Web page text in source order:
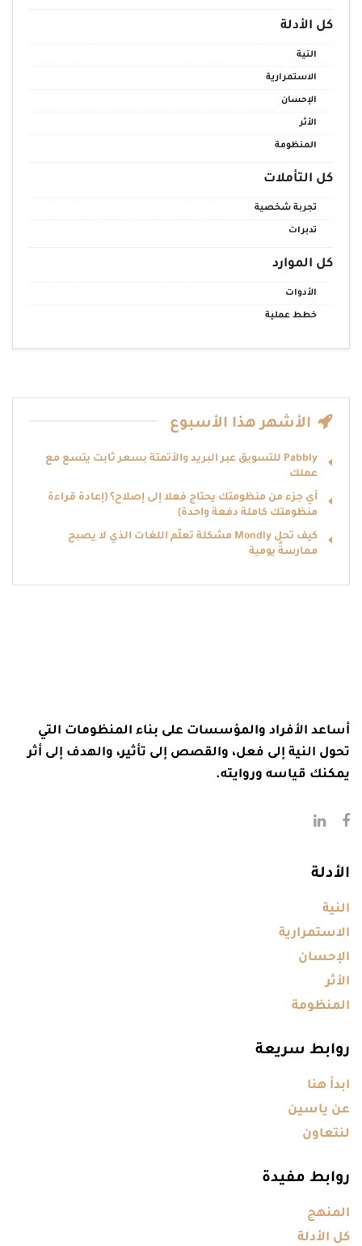
كل الأدلة
النية
الاستمرارية
الإحسان
الأثر
المنظومة
كل التأملات
تجربة شخصية
تدبرات
كل الموارد
الأدوات
خطط عملية
الأشهر هذا الأسبوع
Pabbly للتسويق عبر البريد والأتمتة بسعر ثابت يتّسع مع
عملك
أي جزء من منظومتك يحتاج فعلا إلى إصلاح؟ (إعادة قراءة
منظومتك كاملة دفعة واحدة)
كيف تحل Mondly مشكلة تعلّم اللغات الذي لا يصبح
ممارسةً يومية
أساعد الأفراد والمؤسسات على بناء المنظومات التي
تحول النية إلى فعل، والقصص إلى تأثير، والهدف إلى أثر
يمكنك قياسه وروايته.
الأدلة
النية
الاستمرارية
الإحسان
الأثر
المنظومة
روابط سريعة
ابدأ هنا
عن ياسين
لنتعاون
روابط مفيدة
المنهج
كل الأدلة